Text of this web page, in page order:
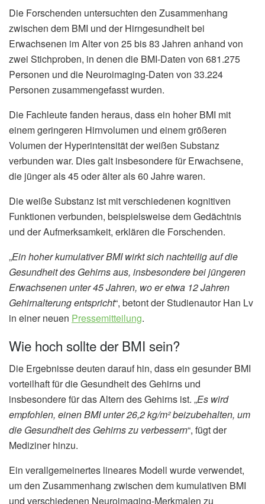
Die Forschenden untersuchten den Zusammenhang
zwischen dem BMI und der Hirngesundheit bei
Erwachsenen im Alter von 25 bis 83 Jahren anhand von
zwei Stichproben, in denen die BMI-Daten von 681.275
Personen und die Neuroimaging-Daten von 33.224
Personen zusammengefasst wurden.
Die Fachleute fanden heraus, dass ein hoher BMI mit
einem geringeren Hirnvolumen und einem größeren
Volumen der Hyperintensität der weißen Substanz
verbunden war. Dies galt insbesondere für Erwachsene,
die jünger als 45 oder älter als 60 Jahre waren.
Die weiße Substanz ist mit verschiedenen kognitiven
Funktionen verbunden, beispielsweise dem Gedächtnis
und der Aufmerksamkeit, erklären die Forschenden.
„Ein hoher kumulativer BMI wirkt sich nachteilig auf die
Gesundheit des Gehirns aus, insbesondere bei jüngeren
Erwachsenen unter 45 Jahren, wo er etwa 12 Jahren
Gehirnalterung entspricht“, betont der Studienautor Han Lv
in einer neuen Pressemitteilung.
Wie hoch sollte der BMI sein?
Die Ergebnisse deuten darauf hin, dass ein gesunder BMI
vorteilhaft für die Gesundheit des Gehirns und
insbesondere für das Altern des Gehirns ist. „Es wird
empfohlen, einen BMI unter 26,2 kg/m² beizubehalten, um
die Gesundheit des Gehirns zu verbessern“, fügt der
Mediziner hinzu.
Ein verallgemeinertes lineares Modell wurde verwendet,
um den Zusammenhang zwischen dem kumulativen BMI
und verschiedenen Neuroimaging-Merkmalen zu